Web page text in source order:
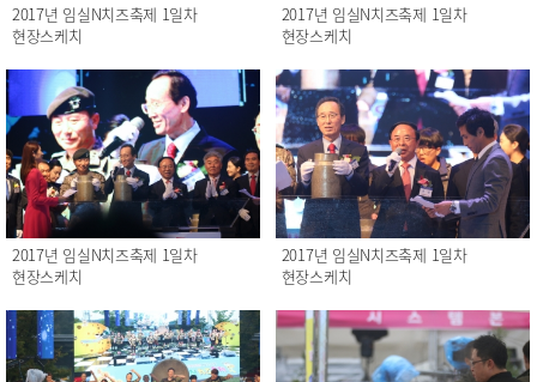
2017년 임실N치즈축제 1일차
현장스케치
2017년 임실N치즈축제 1일차
현장스케치
2017년 임실N치즈축제 1일차
현장스케치
2017년 임실N치즈축제 1일차
현장스케치